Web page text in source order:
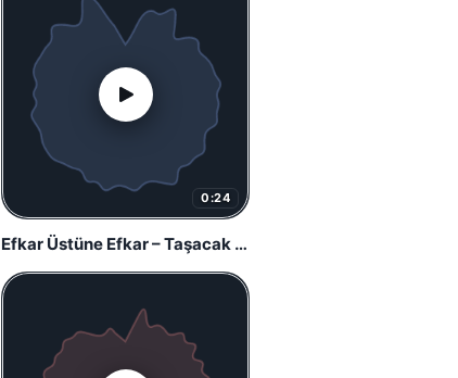
0:24
Efkar Üstüne Efkar – Taşacak Bu Deniz